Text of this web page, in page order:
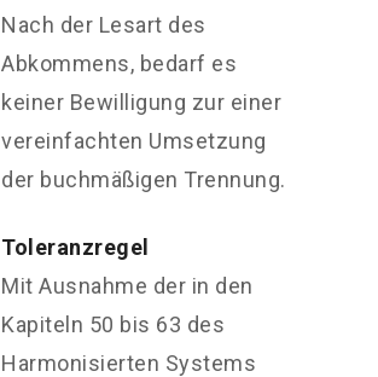
Nach der Lesart des
Abkommens, bedarf es
keiner Bewilligung zur einer
vereinfachten Umsetzung
der buchmäßigen Trennung.
Toleranzregel
Mit Ausnahme der in den
Kapiteln 50 bis 63 des
Harmonisierten Systems